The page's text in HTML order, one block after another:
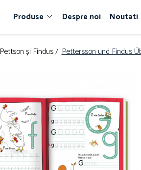
Produse Despre noi Noutati
Pettson și Findus / Pettersson und Findus